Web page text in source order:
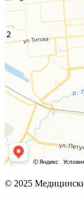
© 2025